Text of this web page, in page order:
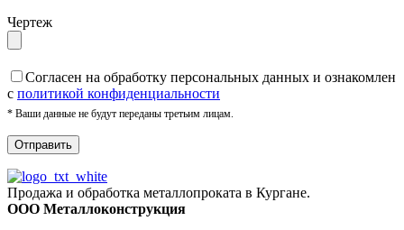
Чертеж
Cогласен на обработку персональных данных и ознакомлен
с политикой конфиденциальности
* Ваши данные не будут переданы третьим лицам.
Продажа и обработка металлопроката в Кургане.
ООО Металлоконструкция